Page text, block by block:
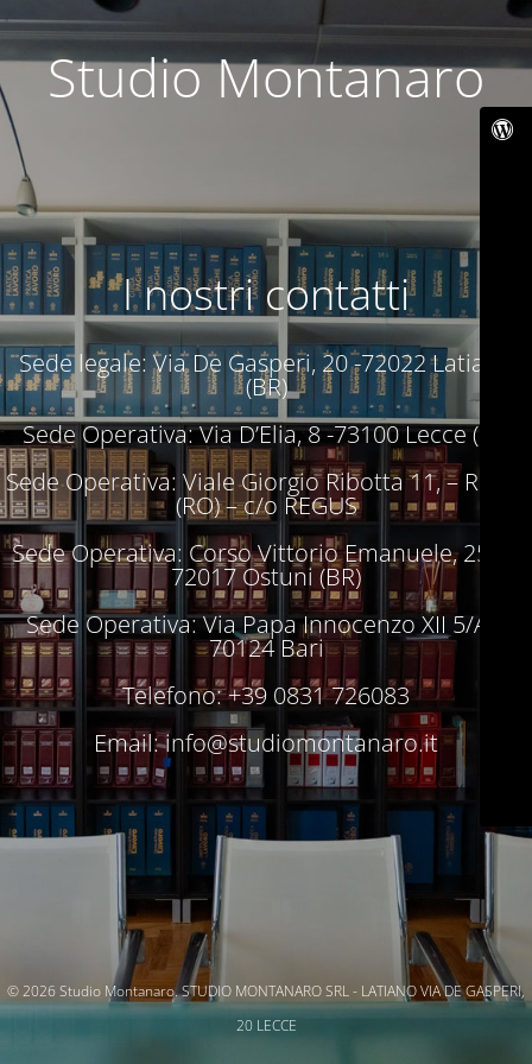
Studio Montanaro
I nostri contatti
Sede legale: Via De Gasperi, 20 -72022 Latiano
(BR)
Sede Operativa: Via D’Elia, 8 -73100 Lecce (LE)
Sede Operativa: Viale Giorgio Ribotta 11, – Roma
(RO) – c/o REGUS
Sede Operativa: Corso Vittorio Emanuele, 250 –
72017 Ostuni (BR)
Sede Operativa: Via Papa Innocenzo XII 5/A –
70124 Bari
Telefono: +39 0831 726083
Email:info@studiomontanaro.it
© 2026 Studio Montanaro. STUDIO MONTANARO SRL - LATIANO VIA DE GASPERI,
20 LECCE